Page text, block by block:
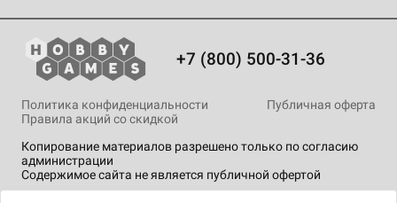
+7 (800) 500-31-36
Копирование материалов разрешено только по согласию
администрации
Содержимое сайта не является публичной офертой
Политика конфиденциальности
Публичная оферта
Правила акций со скидкой